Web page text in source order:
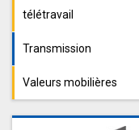
télétravail
Transmission
Valeurs mobilières